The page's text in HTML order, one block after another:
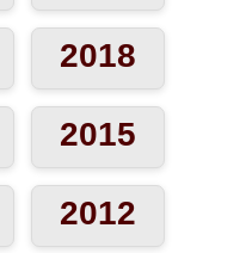
2018
2015
2012